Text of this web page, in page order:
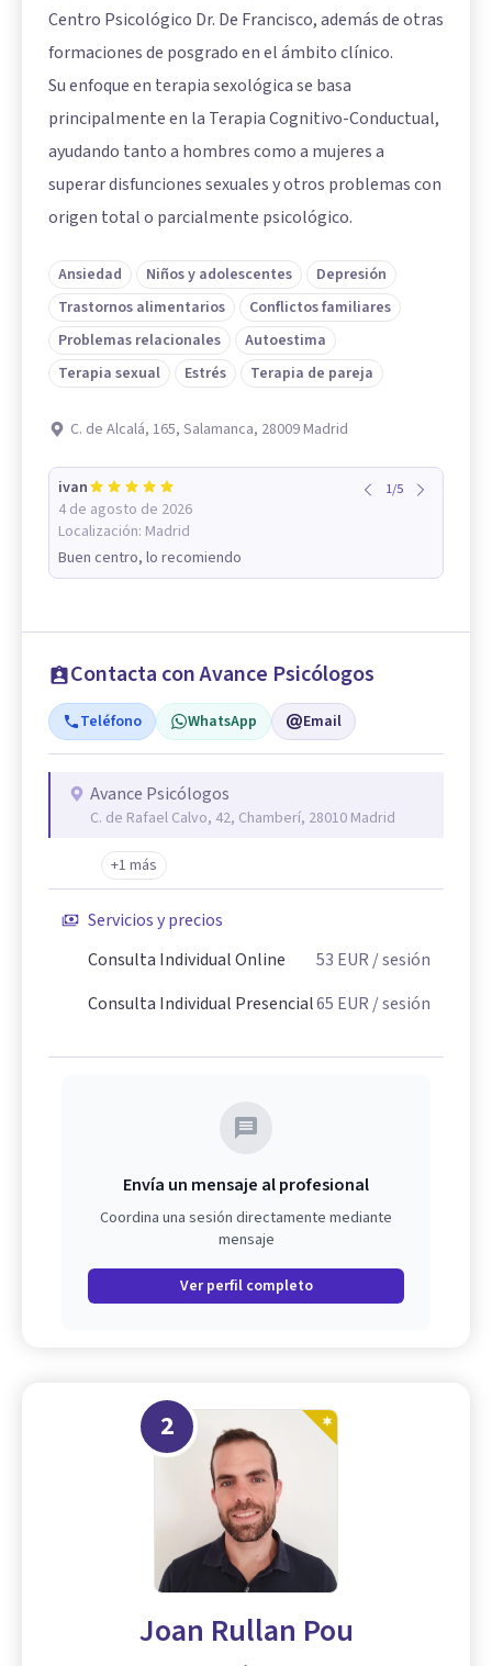
Centro Psicológico Dr. De Francisco, además de otras
formaciones de posgrado en el ámbito clínico.
Su enfoque en terapia sexológica se basa
principalmente en la Terapia Cognitivo-Conductual,
ayudando tanto a hombres como a mujeres a
superar disfunciones sexuales y otros problemas con
origen total o parcialmente psicológico.
Ansiedad Niños y adolescentes
Depresión
Trastornos alimentarios
Conflictos familiares
Problemas relacionales
Autoestima
Terapia sexual
Estrés Terapia de pareja
C. de Alcalá, 165, Salamanca, 28009 Madrid
ivan
4 de agosto de 2026
Localización: Madrid
1/5
Buen centro, lo recomiendo
Contacta con Avance Psicólogos
Teléfono WhatsApp Email
Avance Psicólogos
C. de Rafael Calvo, 42, Chamberí, 28010 Madrid
+1 más
Servicios y precios
Consulta Individual Online
53 EUR / sesión
Consulta Individual Presencial65 EUR / sesión
Envía un mensaje al profesional
Coordina una sesión directamente mediante
mensaje
Ver perfil completo
2
Joan Rullan Pou